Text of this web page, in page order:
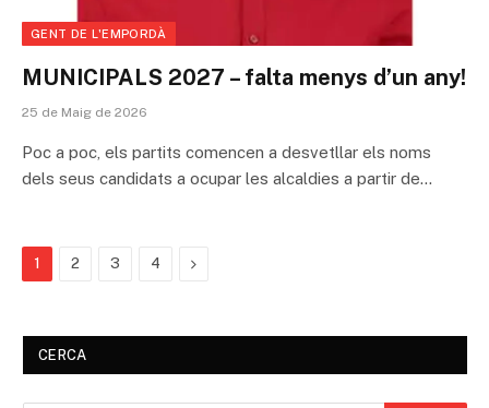
GENT DE L'EMPORDÀ
MUNICIPALS 2027 – falta menys d’un any!
25 de Maig de 2026
Poc a poc, els partits comencen a desvetllar els noms
dels seus candidats a ocupar les alcaldies a partir de…
1 2 3 4 Next
CERCA